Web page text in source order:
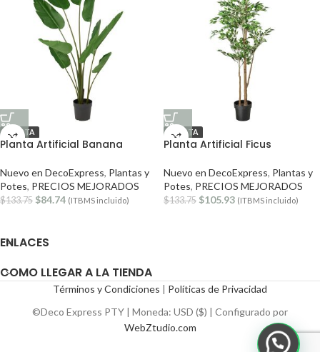
OFERTA
Planta Artificial Banana
Nuevo en DecoExpress, Plantas y
Potes, PRECIOS MEJORADOS
$133.75 $84.74 (ITBMS incluido)
OFERTA
Planta Artificial Ficus
Nuevo en DecoExpress, Plantas y
Potes, PRECIOS MEJORADOS
$133.75 $105.93 (ITBMS incluido)
ENLACES
COMO LLEGAR A LA TIENDA
Términos y Condiciones | Políticas de Privacidad
©Deco Express PTY | Moneda: USD ($) | Configurado por
WebZtudio.com